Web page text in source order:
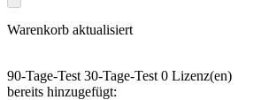
Warenkorb aktualisiert
90-Tage-Test 30-Tage-Test 0 Lizenz(en)
bereits hinzugefügt: